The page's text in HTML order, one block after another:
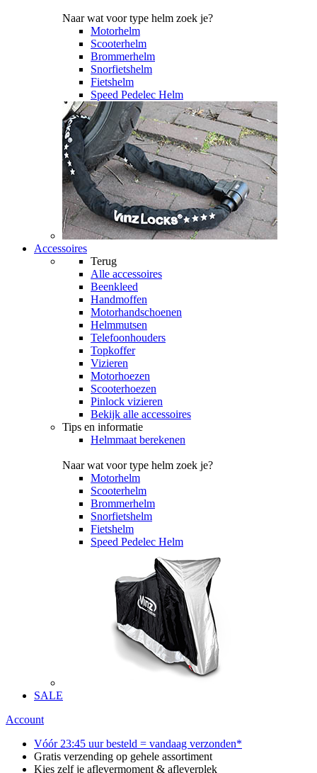
Naar wat voor type helm zoek je?
Motorhelm
Scooterhelm
Brommerhelm
Snorfietshelm
Fietshelm
Speed Pedelec Helm
Accessoires
Terug
Alle accessoires
Beenkleed
Handmoffen
Motorhandschoenen
Helmmutsen
Telefoonhouders
Topkoffer
Vizieren
Motorhoezen
Scooterhoezen
Pinlock vizieren
Bekijk alle accessoires
Tips en informatie
Helmmaat berekenen
Naar wat voor type helm zoek je?
Motorhelm
Scooterhelm
Brommerhelm
Snorfietshelm
Fietshelm
Speed Pedelec Helm
SALE
Account
Vóór 23:45 uur besteld = vandaag verzonden*
Gratis verzending op gehele assortiment
Kies zelf je aflevermoment & afleverplek